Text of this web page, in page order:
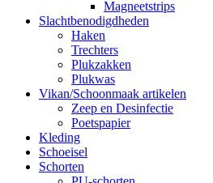
Magneetstrips
Slachtbenodigdheden
Haken
Trechters
Plukzakken
Plukwas
Vikan/Schoonmaak artikelen
Zeep en Desinfectie
Poetspapier
Kleding
Schoeisel
Schorten